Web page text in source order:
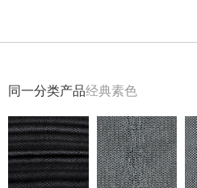
同一分类产品经典素色